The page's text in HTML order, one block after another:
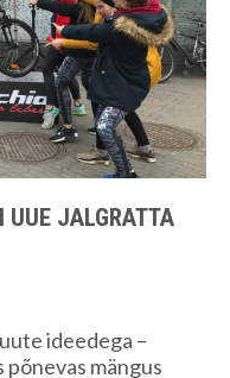
UUE JALGRATTA
ideedega –
mängus